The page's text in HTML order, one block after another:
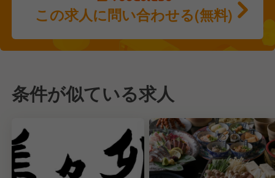
この求人に問い合わせる(無料)
条件が似ている求人